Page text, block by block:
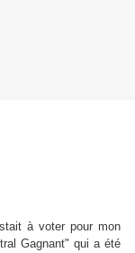
à voter pour mon
Gagnant" qui a été